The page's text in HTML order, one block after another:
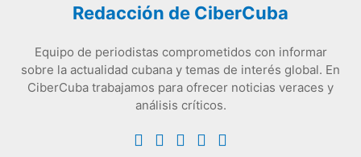
Redacción de CiberCuba
Equipo de periodistas comprometidos con informar
sobre la actualidad cubana y temas de interés global. En
CiberCuba trabajamos para ofrecer noticias veraces y
análisis críticos.